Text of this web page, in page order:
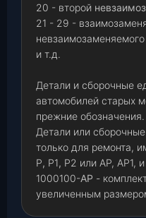
20 - второй
21 - 29 -
и т.д.
Детали и сборочные
автомобилей старых
прежние обозначения.
Детали или
только для ремонта,
Р, Р1, Р2 или АР, АР1,
1000100-АР -
увеличенным